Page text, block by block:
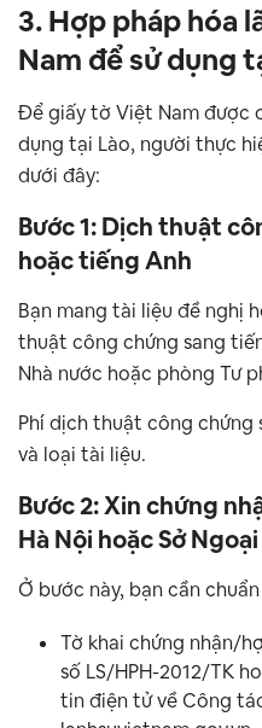
3. Hợp pháp hóa
Nam để sử dụng
Để giấy tờ Việt Nam được
dụng tại Lào, người thực
dưới đây:
Bước 1: Dịch thuật
hoặc tiếng Anh
Bạn mang tài liệu đề nghị
thuật công chứng sang
Nhà nước hoặc phòng Tư
Phí dịch thuật công chứng
và loại tài liệu.
Bước 2: Xin chứng
Hà Nội hoặc Sở
Ở bước này, bạn cần
Tờ khai chứng nhận/
số LS/HPH-2012/TK
tin điện tử về Công